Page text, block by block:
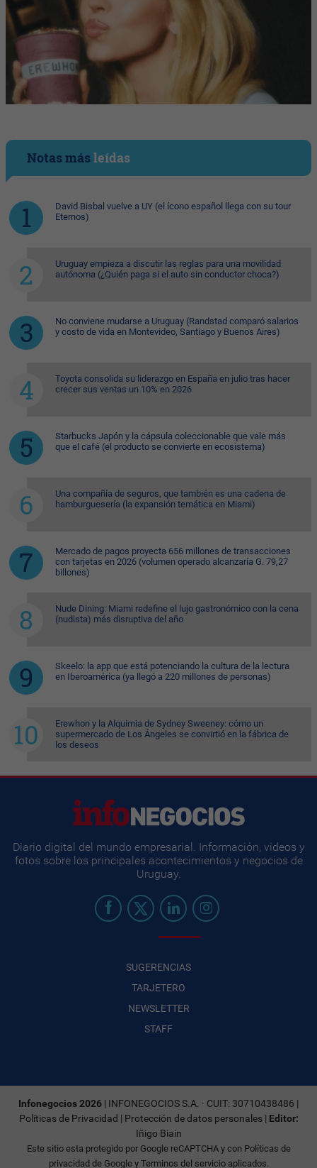
Notas másleídas
David Bisbal vuelve a UY (el ícono español llega con su tour
Eternos)
Uruguay empieza a discutir las reglas para una movilidad
autónoma (¿Quién paga si el auto sin conductor choca?)
No conviene mudarse a Uruguay (Randstad comparó salarios
y costo de vida en Montevideo, Santiago y Buenos Aires)
Toyota consolida su liderazgo en España en julio tras hacer
crecer sus ventas un 10% en 2026
Starbucks Japón y la cápsula coleccionable que vale más
que el café (el producto se convierte en ecosistema)
Una compañía de seguros, que también es una cadena de
hamburguesería (la expansión temática en Miami)
Mercado de pagos proyecta 656 millones de transacciones
con tarjetas en 2026 (volumen operado alcanzaría G. 79,27
billones)
Nude Dining: Miami redefine el lujo gastronómico con la cena
(nudista) más disruptiva del año
Skeelo: la app que está potenciando la cultura de la lectura
en Iberoamérica (ya llegó a 220 millones de personas)
Erewhon y la Alquimia de Sydney Sweeney: cómo un
supermercado de Los Ángeles se convirtió en la fábrica de
los deseos
Diario digital del mundo empresarial. Información, videos y
fotos sobre los principales acontecimientos y negocios de
Uruguay.
SUGERENCIAS
TARJETERO
NEWSLETTER
STAFF
Infonegocios 2026 | INFONEGOCIOS S.A. · CUIT: 30710438486 |
Políticas de Privacidad | Protección de datos personales| Editor:
Iñigo Biain
Este sitio esta protegido por Google reCAPTCHA y con Políticas de
privacidad de Googley Terminos del servicioaplicados.